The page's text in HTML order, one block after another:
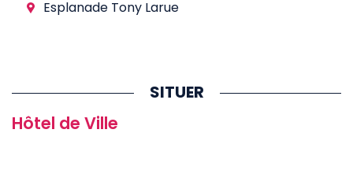
Esplanade Tony Larue
SITUER
Hôtel de Ville